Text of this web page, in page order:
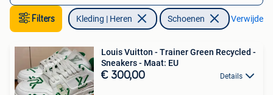
Filters Kleding | Heren Schoenen Verwijder
Louis Vuitton - Trainer Green Recycled -
Sneakers - Maat: EU
€ 300,00 Details